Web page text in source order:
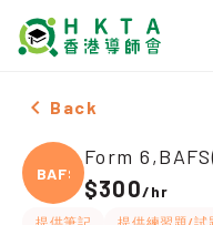
Female Form
Back
BAFS(
$300/hr
提供筆記
提供練習題/試